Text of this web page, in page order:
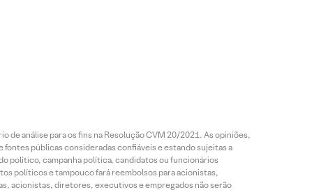
de análise para os fins na Resolução CVM 20/2021. As opiniões,
públicas consideradas confiáveis e estando sujeitas a
político, campanha política, candidatos ou funcionários
políticos e tampouco fará reembolsos para acionistas,
acionistas, diretores, executivos e empregados não serão